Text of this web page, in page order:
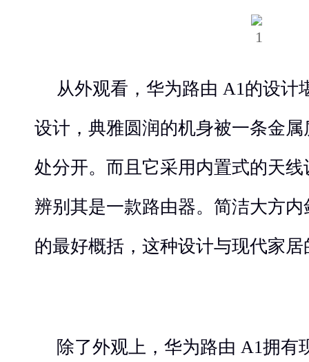
从外观看，华为路由 A1的设计
设计，典雅圆润的机身被一条金
处分开。而且它采用内置式的天
辨别其是一款路由器。简洁大方
的最好概括，这种设计与现代家
除了外观上，华为路由 A1拥有